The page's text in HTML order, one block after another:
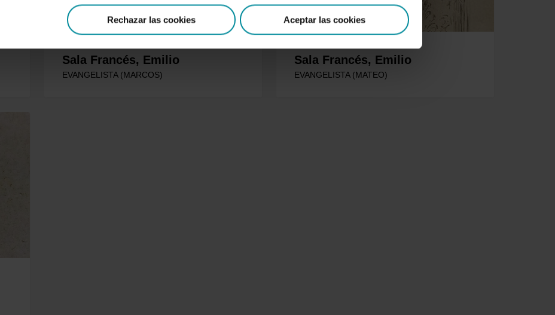
Rechazar las cookies Aceptar las cookies
Sala Francés, Emilio
EVANGELISTA (MARCOS)
Sala Francés, Emilio
EVANGELISTA (MATEO)